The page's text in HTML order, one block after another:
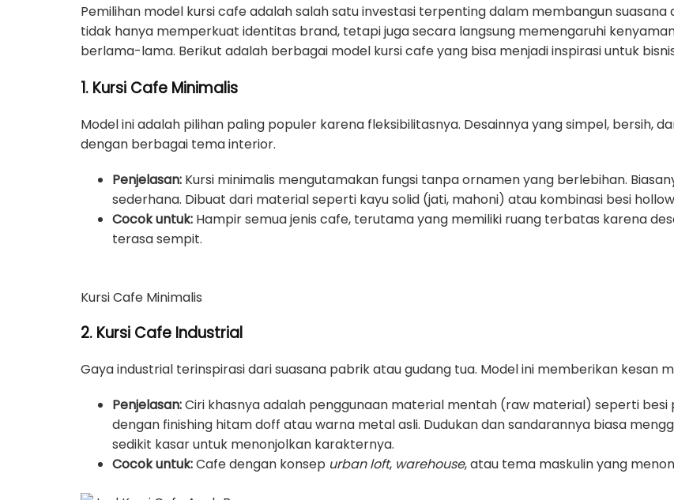
Pemilihan model kursi cafe adalah salah satu investasi terpenting dalam membangun
tidak hanya memperkuat identitas brand, tetapi juga secara langsung memengaruhi
berlama-lama. Berikut adalah berbagai model kursi cafe yang bisa menjadi inspirasi untuk
1. Kursi Cafe Minimalis
Model ini adalah pilihan paling populer karena fleksibilitasnya. Desainnya yang simpel, bersih,
dengan berbagai tema interior.
Penjelasan: Kursi minimalis mengutamakan fungsi tanpa ornamen yang berlebihan.
sederhana. Dibuat dari material seperti kayu solid (jati, mahoni) atau kombinasi besi
Cocok untuk: Hampir semua jenis cafe, terutama yang memiliki ruang terbatas karena
terasa sempit.
Kursi Cafe Minimalis
2. Kursi Cafe Industrial
Gaya industrial terinspirasi dari suasana pabrik atau gudang tua. Model ini memberikan kesan
Penjelasan:Ciri khasnya adalah penggunaan material mentah (raw material) seperti besi
dengan finishing hitam doff atau warna metal asli. Dudukan dan sandarannya biasa
sedikit kasar untuk menonjolkan karakternya.
Cocok untuk:Cafe dengan konsep urban loft, warehouse, atau tema maskulin yang